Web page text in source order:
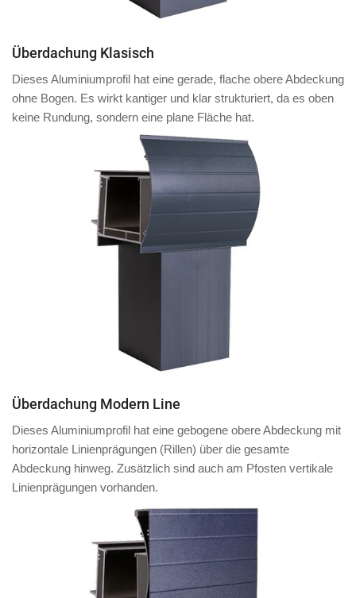
Überdachung Klasisch
Dieses Aluminiumprofil hat eine gerade, flache obere Abdeckung
ohne Bogen. Es wirkt kantiger und klar strukturiert, da es oben
keine Rundung, sondern eine plane Fläche hat.
Überdachung Modern Line
Dieses Aluminiumprofil hat eine gebogene obere Abdeckung mit
horizontale Linienprägungen (Rillen) über die gesamte
Abdeckung hinweg. Zusätzlich sind auch am Pfosten vertikale
Linienprägungen vorhanden.